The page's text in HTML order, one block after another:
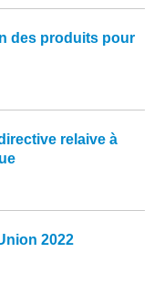
des produits pour
relaive à
2022